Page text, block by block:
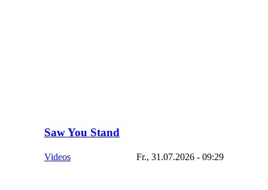
Saw You Stand
Videos Fr., 31.07.2026 - 09:29